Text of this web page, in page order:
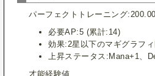
パーフェクトトレーニング
必要AP:5 (累計:14)
効果:2星以下のマギグラフ
上昇ステータス:Mana+1、
才能経験値